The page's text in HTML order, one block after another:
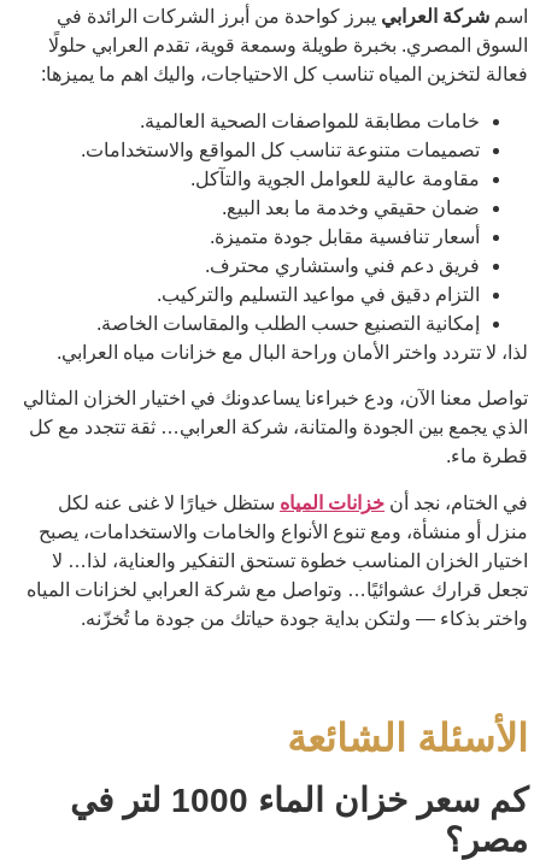
اسم شركة العرابي يبرز كواحدة من أبرز الشركات الرائدة في
السوق المصري. بخبرة طويلة وسمعة قوية، تقدم العرابي حلولًا
فعالة لتخزين المياه تناسب كل الاحتياجات، واليك اهم ما يميزها:
خامات مطابقة للمواصفات الصحية العالمية.
تصميمات متنوعة تناسب كل المواقع والاستخدامات.
مقاومة عالية للعوامل الجوية والتآكل.
ضمان حقيقي وخدمة ما بعد البيع.
أسعار تنافسية مقابل جودة متميزة.
فريق دعم فني واستشاري محترف.
التزام دقيق في مواعيد التسليم والتركيب.
إمكانية التصنيع حسب الطلب والمقاسات الخاصة.
لذا، لا تتردد واختر الأمان وراحة البال مع خزانات مياه العرابي.
تواصل معنا الآن، ودع خبراءنا يساعدونك في اختيار الخزان المثالي
الذي يجمع بين الجودة والمتانة، شركة العرابي… ثقة تتجدد مع كل
قطرة ماء.
في الختام، نجد أن خزانات المياه ستظل خيارًا لا غنى عنه لكل
منزل أو منشأة، ومع تنوع الأنواع والخامات والاستخدامات، يصبح
اختيار الخزان المناسب خطوة تستحق التفكير والعناية، لذا… لا
تجعل قرارك عشوائيًا… وتواصل مع شركة العرابي لخزانات المياه
واختر بذكاء — ولتكن بداية جودة حياتك من جودة ما تُخزّنه.
الأسئلة الشائعة
كم سعر خزان الماء 1000 لتر في
مصر؟